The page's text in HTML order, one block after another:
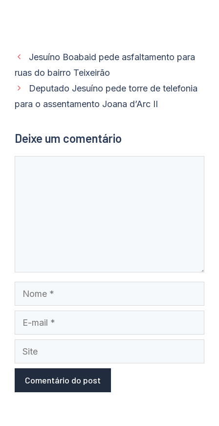
Jesuíno Boabaid pede asfaltamento para
ruas do bairro Teixeirão
Deputado Jesuíno pede torre de telefonia
para o assentamento Joana d’Arc II
Deixe um comentário
Nome
mail
Site